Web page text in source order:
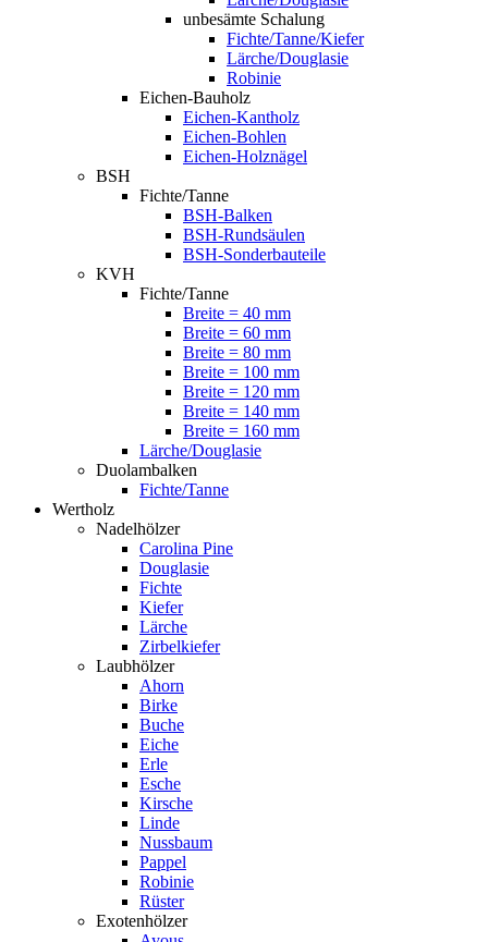
unbesämte Schalung
Fichte/Tanne/Kiefer
Lärche/Douglasie
Robinie
Eichen-Bauholz
Eichen-Kantholz
Eichen-Bohlen
Eichen-Holznägel
BSH
Fichte/Tanne
BSH-Balken
BSH-Rundsäulen
BSH-Sonderbauteile
KVH
Fichte/Tanne
Breite = 40 mm
Breite = 60 mm
Breite = 80 mm
Breite = 100 mm
Breite = 120 mm
Breite = 140 mm
Breite = 160 mm
Lärche/Douglasie
Duolambalken
Fichte/Tanne
Wertholz
Nadelhölzer
Carolina Pine
Douglasie
Fichte
Kiefer
Lärche
Zirbelkiefer
Laubhölzer
Ahorn
Birke
Buche
Eiche
Erle
Esche
Kirsche
Linde
Nussbaum
Pappel
Robinie
Rüster
Exotenhölzer